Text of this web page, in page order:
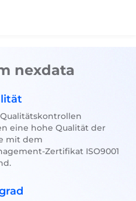
nexdata
eine hohe Qualität der
mit dem
Zertifikat ISO9001